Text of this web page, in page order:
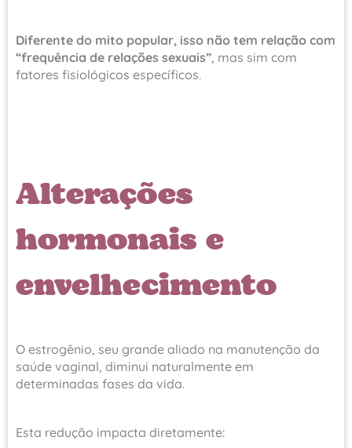
Diferente do mito popular, isso não tem relação com
“frequência de relações sexuais”, mas sim com
fatores fisiológicos específicos.
Alterações
hormonais e
envelhecimento
O estrogênio, seu grande aliado na manutenção da
saúde vaginal, diminui naturalmente em
determinadas fases da vida.
Esta redução impacta diretamente: